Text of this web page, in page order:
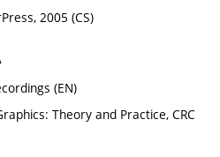
2005 (CS)
(EN)
Theory and Practice, CRC